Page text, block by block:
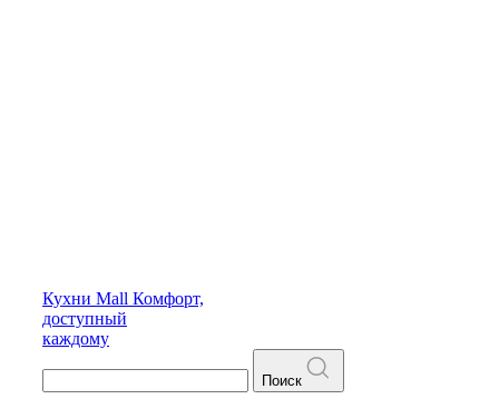
Кухни Mall Комфорт,
доступный
каждому
Поиск